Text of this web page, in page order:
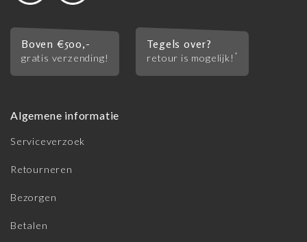
Boven €500,-
gratis verzending!
Tegels over?
retour is mogelijk! *
Algemene informatie
Serviceverzoek
Retourneren
Bezorgen
Betalen